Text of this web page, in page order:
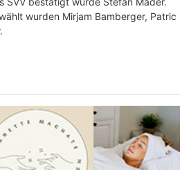
wurden Mirjam Bamberger, Patric